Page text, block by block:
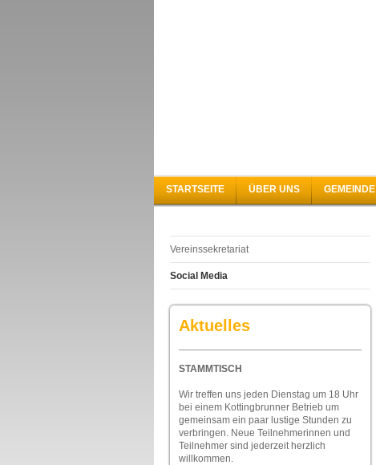
STARTSEITE ÜBER UNS GEMEINDE
Vereinssekretariat
Social Media
Aktuelles
STAMMTISCH
Wir treffen uns jeden Dienstag um 18 Uhr
bei einem Kottingbrunner Betrieb um
gemeinsam ein paar lustige Stunden zu
verbringen. Neue Teilnehmerinnen und
Teilnehmer sind jederzeit herzlich
willkommen.